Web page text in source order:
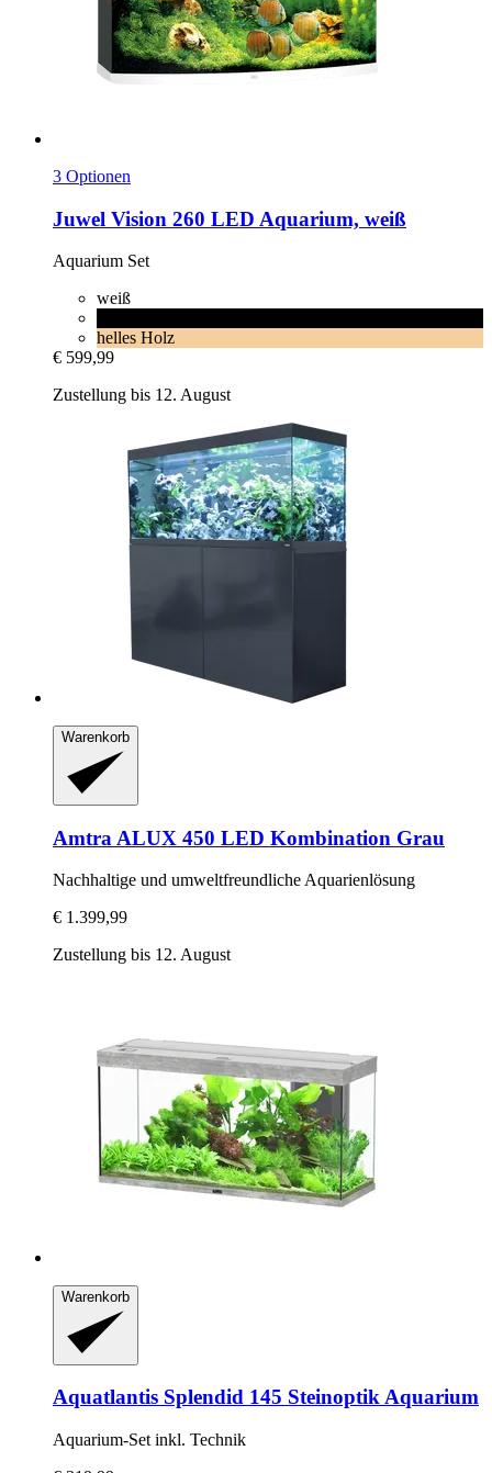
3 Optionen
Juwel Vision 260 LED Aquarium, weiß
Aquarium Set
weiß
helles Holz
€ 599,99
Zustellung bis 12. August
Warenkorb
Amtra ALUX 450 LED Kombination Grau
Nachhaltige und umweltfreundliche Aquarienlösung
€ 1.399,99
Zustellung bis 12. August
Warenkorb
Aquatlantis Splendid 145 Steinoptik Aquarium
Aquarium-​Set inkl. Technik